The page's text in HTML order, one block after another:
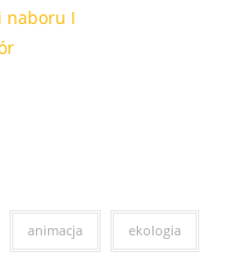
naboru I
animacja ekologia